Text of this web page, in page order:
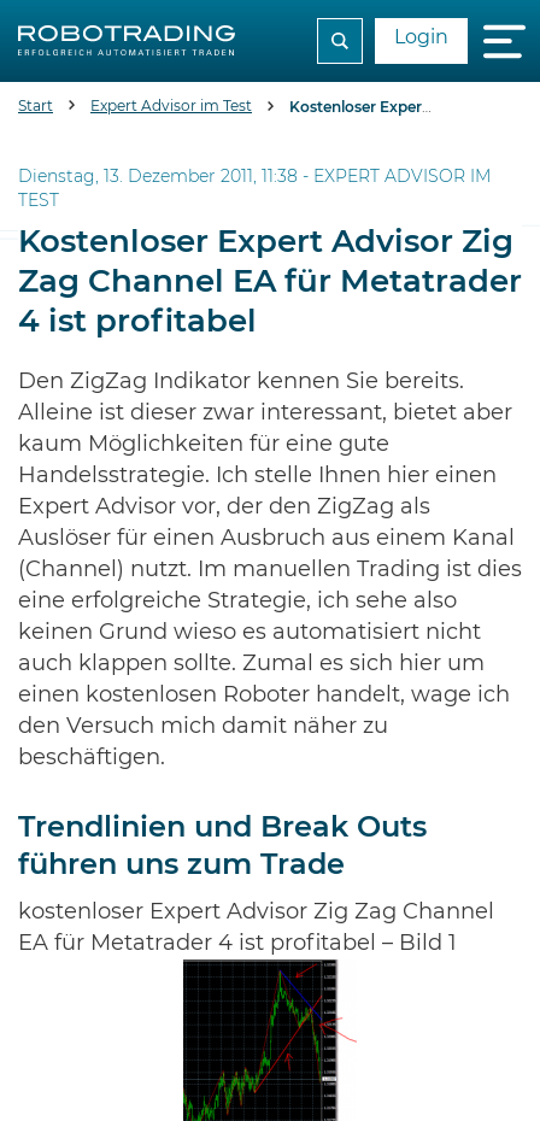
Login
Start Expert Advisor im Test Kostenloser Expert Advisor Zig Zag Channel EA für Metatrader 4 ist profitabel
Dienstag, 13. Dezember 2011, 11:38 - EXPERT ADVISOR IM
TEST
Kostenloser Expert Advisor Zig
Zag Channel EA für Metatrader
4 ist profitabel
Den ZigZag Indikator kennen Sie bereits.
Alleine ist dieser zwar interessant, bietet aber
kaum Möglichkeiten für eine gute
Handelsstrategie. Ich stelle Ihnen hier einen
Expert Advisor vor, der den ZigZag als
Auslöser für einen Ausbruch aus einem Kanal
(Channel) nutzt. Im manuellen Trading ist dies
eine erfolgreiche Strategie, ich sehe also
keinen Grund wieso es automatisiert nicht
auch klappen sollte. Zumal es sich hier um
einen kostenlosen Roboter handelt, wage ich
den Versuch mich damit näher zu
beschäftigen.
Trendlinien und Break Outs
führen uns zum Trade
kostenloser Expert Advisor Zig Zag Channel
EA für Metatrader 4 ist profitabel – Bild 1